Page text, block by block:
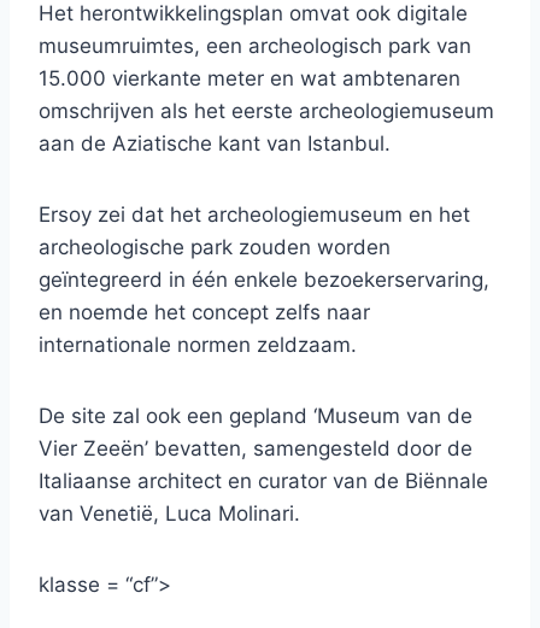
Het herontwikkelingsplan omvat ook digitale
museumruimtes, een archeologisch park van
15.000 vierkante meter en wat ambtenaren
omschrijven als het eerste archeologiemuseum
aan de Aziatische kant van Istanbul.
Ersoy zei dat het archeologiemuseum en het
archeologische park zouden worden
geïntegreerd in één enkele bezoekerservaring,
en noemde het concept zelfs naar
internationale normen zeldzaam.
De site zal ook een gepland ‘Museum van de
Vier Zeeën’ bevatten, samengesteld door de
Italiaanse architect en curator van de Biënnale
van Venetië, Luca Molinari.
klasse = “cf”>